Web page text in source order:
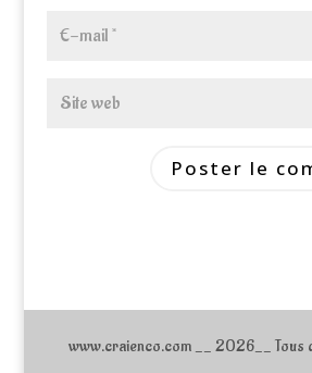
www.craienco.com __ 2026__ Tous